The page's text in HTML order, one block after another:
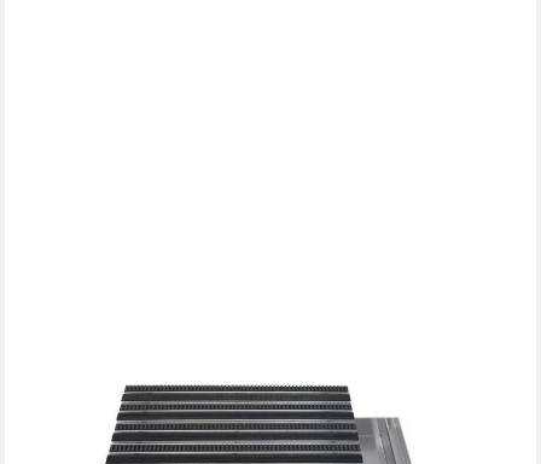
Fußmatte Eingangsmatte DIPLOMAT + Bodenwanne Aluminium,
Gummi + Bürsten Grau, rechteckig, Höhe: 75 mm, Größe:
1000x500 mm, für Innen- und Außenbereich